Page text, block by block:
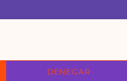
DENEGAR